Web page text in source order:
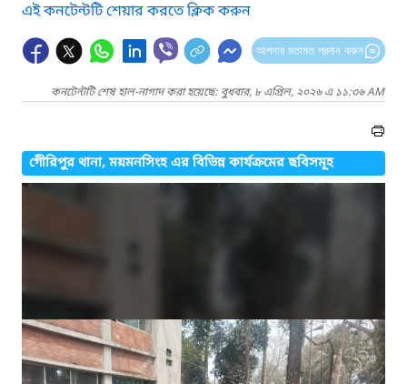
এই কনটেন্টটি শেয়ার করতে ক্লিক করুন
আপনার মতামত প্রদান করুন
কনটেন্টটি শেষ হাল-নাগাদ করা হয়েছে: বুধবার, ৮ এপ্রিল, ২০২৬ এ ১১:৩৬ AM
গেীরিপুর থানা, ময়মনসিংহ এর বিভিন্ন কার্যক্রমের ছবিসমূহ